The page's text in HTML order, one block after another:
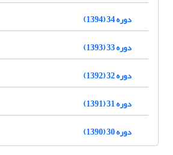
دوره 34 (1394)
دوره 33 (1393)
دوره 32 (1392)
دوره 31 (1391)
دوره 30 (1390)